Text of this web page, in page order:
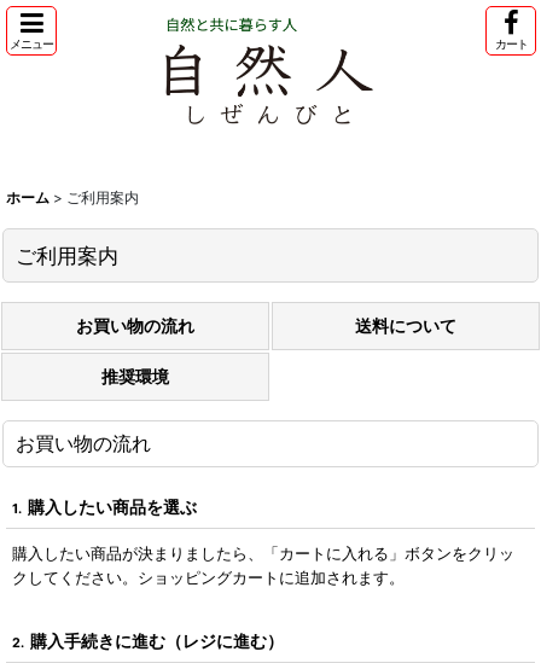
メニュー カート
自然人公式HP
問い合わせ
ホーム > ご利用案内
ご利用案内
お買い物の流れ 送料について
推奨環境
お買い物の流れ
1. 購入したい商品を選ぶ
購入したい商品が決まりましたら、「カートに入れる」ボタンをクリッ
クしてください。ショッピングカートに追加されます。
2. 購入手続きに進む（レジに進む）